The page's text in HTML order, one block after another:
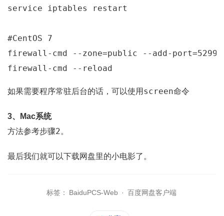
service iptables restart
#CentOS 7
firewall-cmd --zone=public --add-port=5299
如果需要程序常驻后台的话，可以使用 screen命令
3、Mac系统
方法参考步骤2。
最后我们就可以下载网盘里的小电影了。
标签： BaiduPCS-Web · 百度网盘客户端